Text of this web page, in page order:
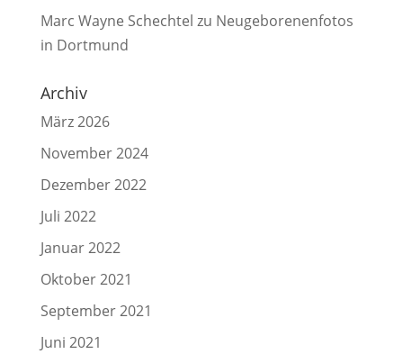
Marc Wayne Schechtel zu Neugeborenenfotos
in Dortmund
Archiv
März 2026
November 2024
Dezember 2022
Juli 2022
Januar 2022
Oktober 2021
September 2021
Juni 2021